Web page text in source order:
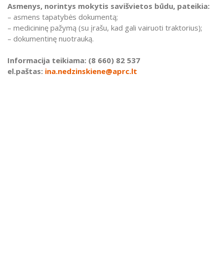
Asmenys, norintys mokytis savišvietos būdu, pateikia:
– asmens tapatybės dokumentą;
– medicininę pažymą (su įrašu, kad gali vairuoti traktorius);
– dokumentinę nuotrauką.
Informacija teikiama: (8 660) 82 537
el.paštas: ina.nedzinskiene@aprc.lt